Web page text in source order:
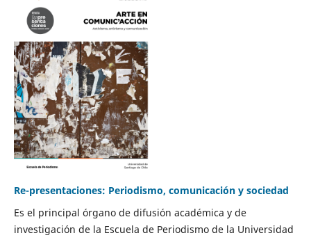
Re-presentaciones: Periodismo, comunicación y sociedad
Es el principal órgano de difusión académica y de
investigación de la Escuela de Periodismo de la Universidad